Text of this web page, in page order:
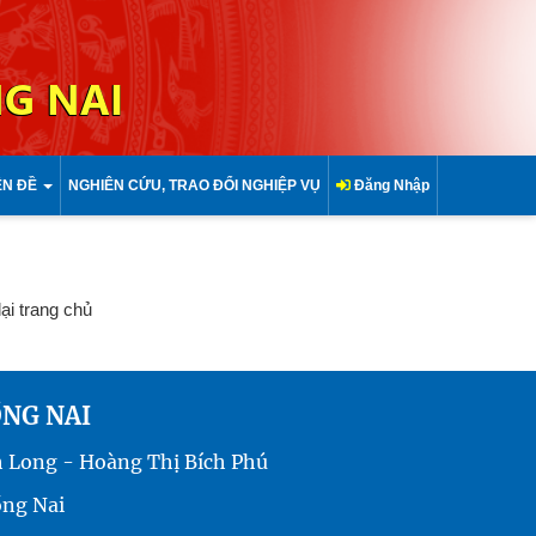
NAI
ĐỀ NGHIÊN CỨU, TRAO ĐỔI NGHIỆP VỤ Đăng Nhập
trang chủ
NAI
Long - Hoàng Thị Bích Phú
Nai